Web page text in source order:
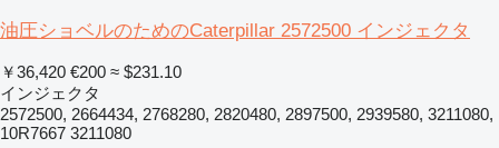
油圧ショベルのためのCaterpillar 2572500 インジェクタ
￥36,420 €200 ≈ $231.10
インジェクタ
2572500, 2664434, 2768280, 2820480, 2897500, 2939580, 3211080,
10R7667 3211080